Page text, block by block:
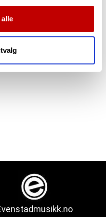
sosiale medier,
som kan kombinere den
gjort tilgjengelig for dem,